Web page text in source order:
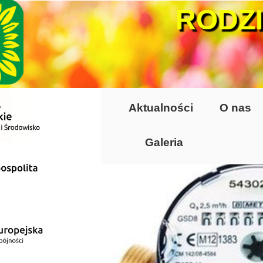
Galeria
Lata 70-te, lata
Altany lata 70-te,
Dzień Działkowca
Aktualności O nas